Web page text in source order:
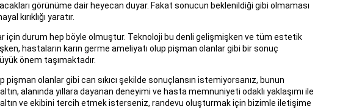
görünüme dair heyecan duyar. Fakat sonucun beklenildiği gibi olmaması
kırıklığı yaratır.
için durum hep böyle olmuştur. Teknoloji bu denli gelişmişken ve tüm estetik
hastaların karın germe ameliyatı olup pişman olanlar gibi bir sonuç
önem taşımaktadır.
pişman olanlar gibi can sıkıcı şekilde sonuçlansın istemiyorsanız, bunun
alanında yıllara dayanan deneyimi ve hasta memnuniyeti odaklı yaklaşımı ile
ve ekibini tercih etmek isterseniz, randevu oluşturmak için bizimle iletişime